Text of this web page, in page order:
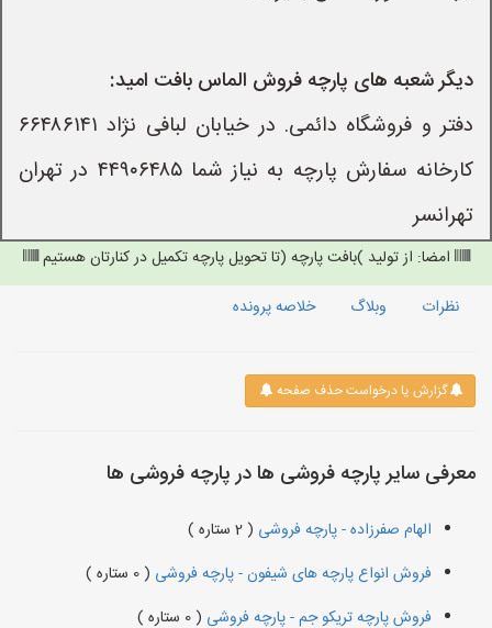
دیگر شعبه های پارچه فروش الماس بافت امید:
دفتر و فروشگاه دائمی. در خیابان لبافی نژاد ۶۶۴۸۶۱۴۱
کارخانه سفارش پارچه به نیاز شما ۴۴۹۰۶۴۸۵ در تهران
تهرانسر
امضا: از تولید )بافت پارچه (تا تحویل پارچه تکمیل در کنارتان هستیم
نظرات
وبلاگ خلاصه پرونده
گزارش یا درخواست حذف صفحه
معرفی سایر پارچه فروشی ها در پارچه فروشی ها
الهام صفرزاده - پارچه فروشی ( 2 ستاره )
فروش انواع پارچه های شیفون - پارچه فروشی ( 0 ستاره )
فروش پارچه تریکو جم - پارچه فروشی ( 0 ستاره )